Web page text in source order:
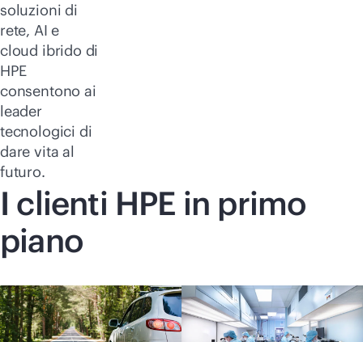
soluzioni di
rete, AI e
cloud ibrido di
HPE
consentono ai
leader
tecnologici di
dare vita al
futuro.
I clienti HPE in primo
piano